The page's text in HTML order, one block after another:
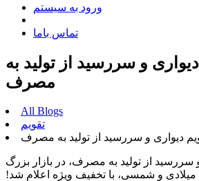
ورود به سیستم
تماس باما
و سررسید از تولید به
مصرف
All Blogs
تقویم
دیواری و سررسید از تولید به مصرف
سررسید از تولید به مصرف، در بازار بزرگ
و شمسی، با تخفیف ویژه اعلام شد!